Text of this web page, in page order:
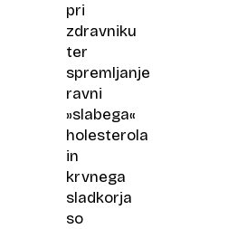
pri
zdravniku
ter
spremljanje
ravni
»slabega«
holesterola
in
krvnega
sladkorja
so